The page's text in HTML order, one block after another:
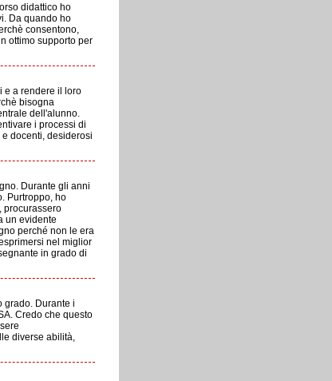
didattico ho
Da quando ho
consentono,
ottimo supporto per
e a rendere il loro
bisogna
dell'alunno.
i processi di
docenti, desiderosi
Durante gli anni
Purtroppo, ho
procurassero
un evidente
perché non le era
nel miglior
in grado di
grado. Durante i
Credo che questo
diverse abilità,